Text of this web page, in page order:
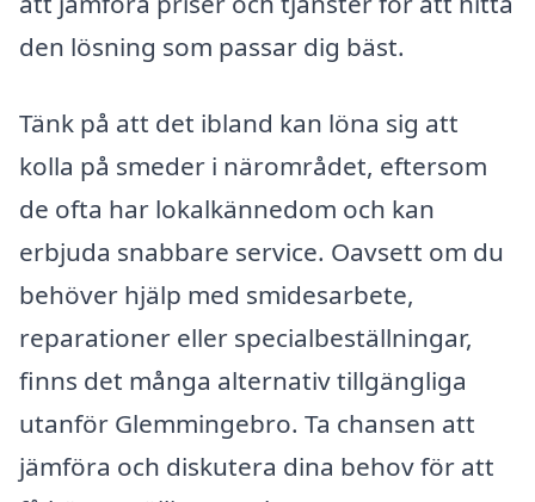
den lösning som passar dig bäst.
Tänk på att det ibland kan löna sig att
kolla på smeder i närområdet, eftersom
de ofta har lokalkännedom och kan
erbjuda snabbare service. Oavsett om du
behöver hjälp med smidesarbete,
reparationer eller specialbeställningar,
finns det många alternativ tillgängliga
utanför Glemmingebro. Ta chansen att
jämföra och diskutera dina behov för att